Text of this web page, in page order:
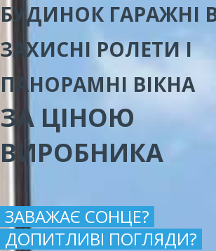
БУДИНОК ГАРАЖНІ
ЗАХИСНІ РОЛЕТИ І
ПАНОРАМНІ ВІКНА
ЗА ЦІНОЮ
ВИРОБНИКА
ЗАВАЖАЄ СОНЦЕ?
ДОПИТЛИВІ ПОГЛЯДИ?